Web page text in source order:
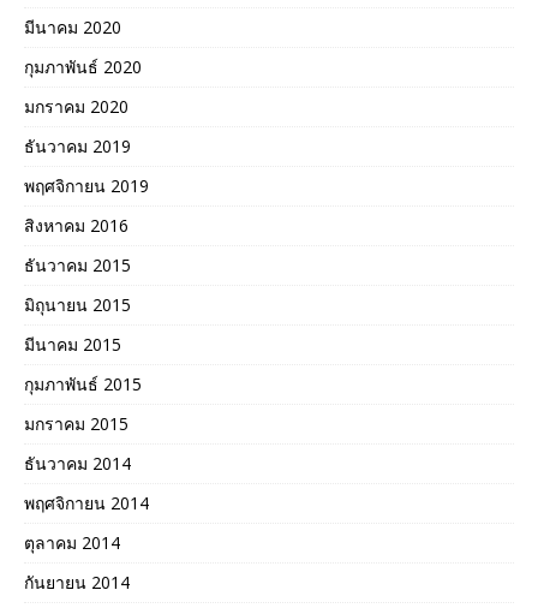
มีนาคม 2020
กุมภาพันธ์ 2020
มกราคม 2020
ธันวาคม 2019
พฤศจิกายน 2019
สิงหาคม 2016
ธันวาคม 2015
มิถุนายน 2015
มีนาคม 2015
กุมภาพันธ์ 2015
มกราคม 2015
ธันวาคม 2014
พฤศจิกายน 2014
ตุลาคม 2014
กันยายน 2014